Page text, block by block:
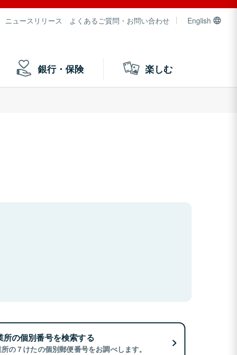
ニュースリリース よくあるご質問・お問い合わせ English
銀行・保険 楽しむ
所の個別番号を検索する
の７けたの個別郵便番号をお調べします。